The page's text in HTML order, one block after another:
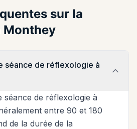
sur la
Monthey
séance de réflexologie à
séance de réflexologie à
entre 90 et 180
de la durée de la